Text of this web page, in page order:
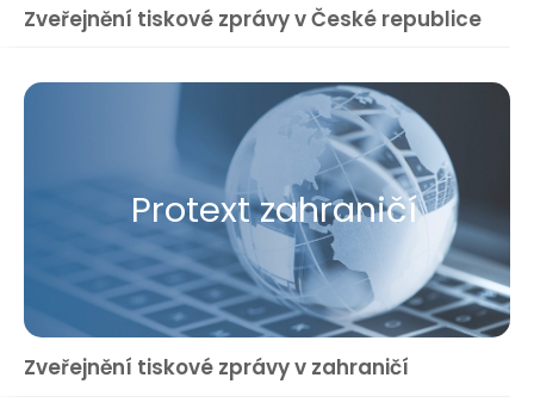
Zveřejnění tiskové zprávy v České republice
Protext zahraničí
Zveřejnění tiskové zprávy v zahraničí